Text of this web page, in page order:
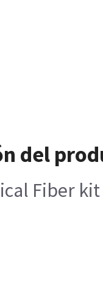
del
Fiber kit